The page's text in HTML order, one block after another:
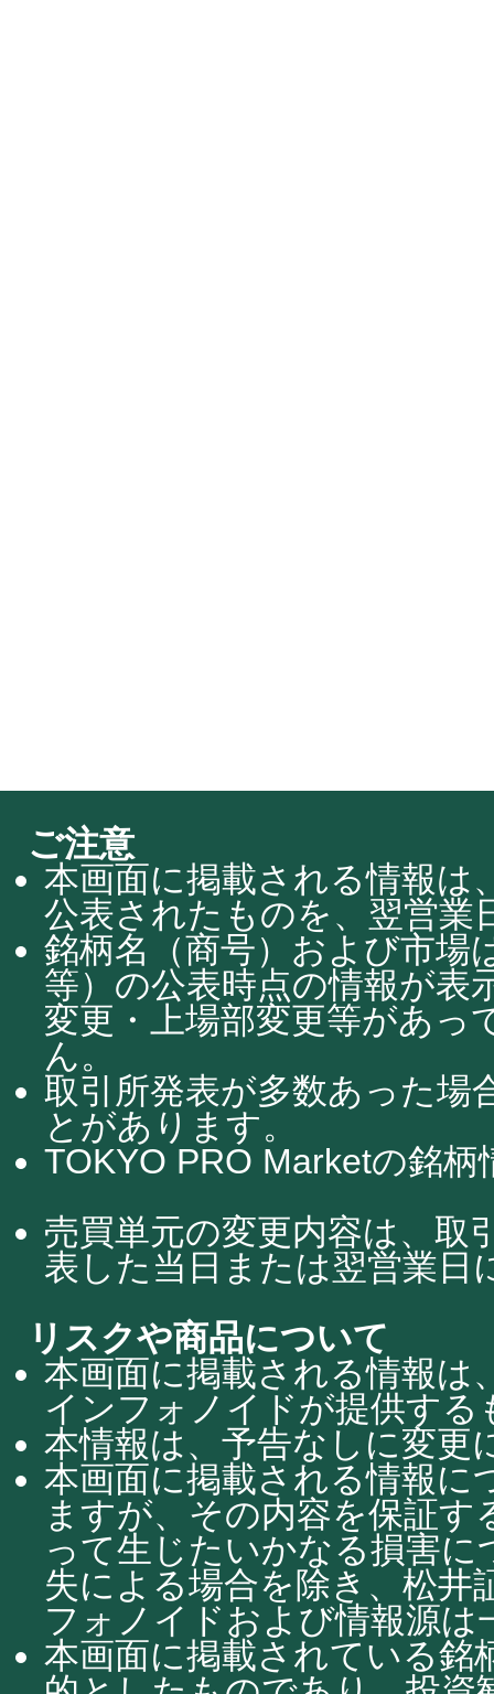
ご注意
本画面に掲載される情報は
公表されたものを、翌営業
銘柄名（商号）および市場
等）の公表時点の情報が表
変更・上場部変更等があっ
ん。
取引所発表が多数あった場
とがあります。
TOKYO PRO Marketの銘
売買単元の変更内容は、取
表した当日または翌営業日
リスクや商品について
本画面に掲載される情報は
インフォノイドが提供する
本情報は、予告なしに変更
本画面に掲載される情報に
ますが、その内容を保証
って生じたいかなる損害
失による場合を除き、松井
フォノイドおよび情報源は
本画面に掲載されている銘